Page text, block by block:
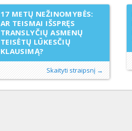
17 METŲ NEŽINOMYBĖS:
AR TEISMAI IŠSPRĘS
TRANSLYČIŲ ASMENŲ
TEISĖTŲ LŪKESČIŲ
KLAUSIMĄ?
Skaityti straipsnį →